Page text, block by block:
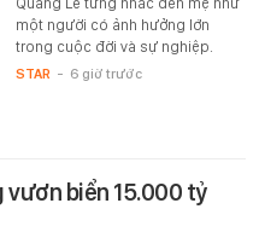
một người có ảnh hưởng lớn
trong cuộc đời và sự nghiệp.
STAR - 6 giờ trước
vươn biển 15.000 tỷ